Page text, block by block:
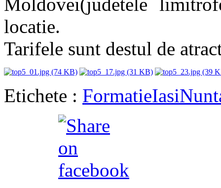
locatie.
Tarifele sunt destul de
Etichete : FormatieIasi